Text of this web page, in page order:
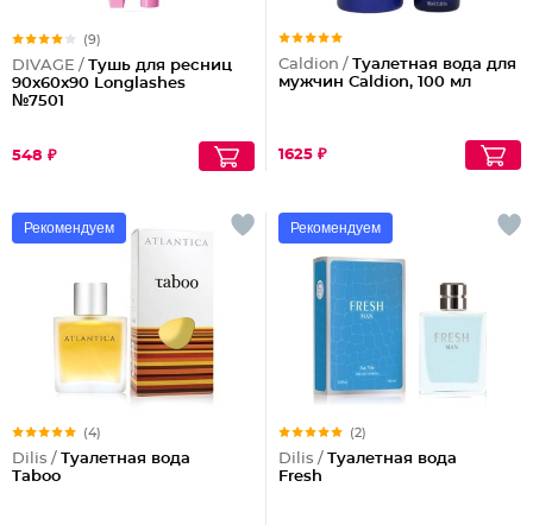
(9)
DIVAGE / Тушь для ресниц
90x60x90 Longlashes
№7501
548 ₽
Caldion / Туалетная вода для
мужчин Caldion, 100 мл
1625 ₽
Рекомендуем
(4)
Dilis / Туалетная вода
Taboo
Рекомендуем
(2)
Dilis / Туалетная вода
Fresh